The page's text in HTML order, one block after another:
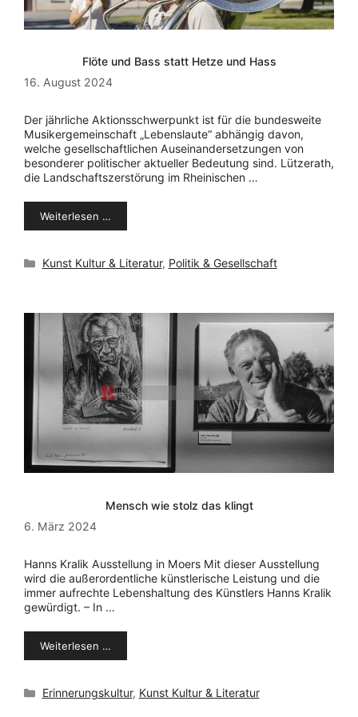
Flöte und Bass statt Hetze und Hass
16. August 2024
Der jährliche Aktionsschwerpunkt ist für die bundesweite
Musikergemeinschaft „Lebenslaute“ abhängig davon,
welche gesellschaftlichen Auseinandersetzungen von
besonderer politischer aktueller Bedeutung sind. Lützerath,
die Landschaftszerstörung im Rheinischen …
Weiterlesen …
Kategorien
Kunst Kultur & Literatur, Politik & Gesellschaft
Mensch wie stolz das klingt
6. März 2024
Hanns Kralik Ausstellung in Moers Mit dieser Ausstellung
wird die außerordentliche künstlerische Leistung und die
immer aufrechte Lebenshaltung des Künstlers Hanns Kralik
gewürdigt. – In …
Weiterlesen …
Kategorien
Erinnerungskultur, Kunst Kultur & Literatur